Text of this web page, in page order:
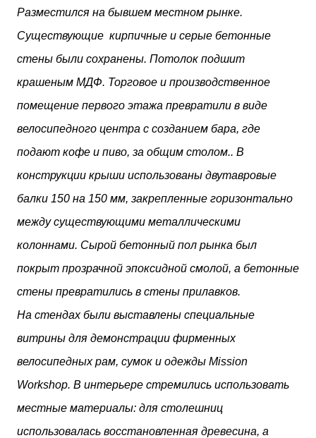
Разместился на бывшем местном рынке.
Существующие кирпичные и серые бетонные
стены были сохранены. Потолок подшит
крашеным МДФ. Торговое и производственное
помещение первого этажа превратили в виде
велосипедного центра с созданием бара, где
подают кофе и пиво, за общим столом.. В
конструкции крыши использованы двутавровые
балки 150 на 150 мм, закрепленные горизонтально
между существующими металлическими
колоннами. Сырой бетонный пол рынка был
покрыт прозрачной эпоксидной смолой, а бетонные
стены превратились в стены прилавков.
На стендах были выставлены специальные
витрины для демонстрации фирменных
велосипедных рам, сумок и одежды Mission
Workshop. В интерьере стремились использовать
местные материалы: для столешниц
использовалась восстановленная древесина, а